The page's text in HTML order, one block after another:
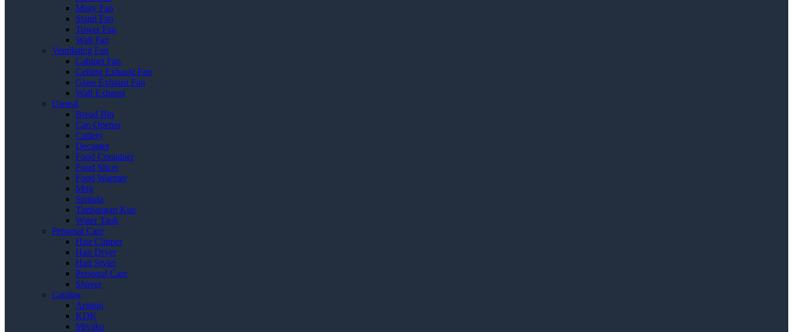
Misty Fan
Stand Fan
Tower Fan
Wall Fan
Ventilating Fan
Cabinet Fan
Ceiling Exhaust Fan
Glass Exhaust Fan
Wall Exhaust
Utensil
Bread Bin
Can Opener
Cutlery
Decanter
Food Container
Food Slicer
Food Warmer
Mug
Spatula
Timbangan Kue
Water Tank
Personal Care
Hair Clipper
Hair Dryer
Hair Styler
Personal Care
Shaver
Catalog
Ariston
KDK
Miyako